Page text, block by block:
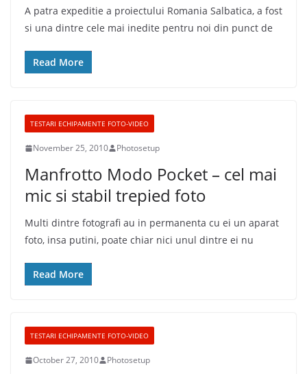
A patra expeditie a proiectului Romania Salbatica, a fost
si una dintre cele mai inedite pentru noi din punct de
Read More
TESTARI ECHIPAMENTE FOTO-VIDEO
November 25, 2010 Photosetup
Manfrotto Modo Pocket – cel mai
mic si stabil trepied foto
Multi dintre fotografi au in permanenta cu ei un aparat
foto, insa putini, poate chiar nici unul dintre ei nu
Read More
TESTARI ECHIPAMENTE FOTO-VIDEO
October 27, 2010 Photosetup